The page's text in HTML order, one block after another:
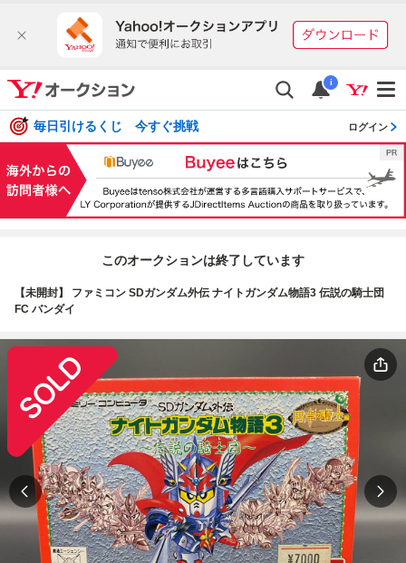
i
毎日引けるくじ 今すぐ挑戦 ログイン
このオークションは終了しています
【未開封】 ファミコン SDガンダム外伝 ナイトガンダム物語3 伝説の騎士団
FC バンダイ